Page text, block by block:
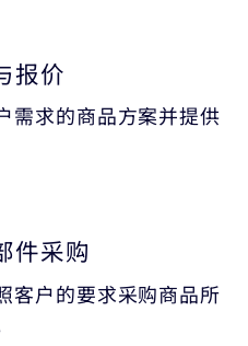
报价
需求的商品方案并提供
件采购
客户的要求采购商品所